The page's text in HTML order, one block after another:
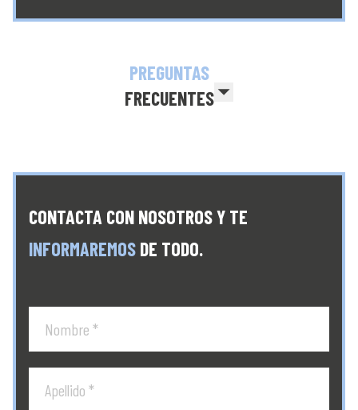
PREGUNTAS
FRECUENTES
CONTACTA CON NOSOTROS Y TE
INFORMAREMOS DE TODO.